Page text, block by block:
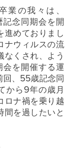
業の我々は、
記念同期会を開
進めておりまし
ナウィルスの流
なくされ、よう
会を開催する運
、 55歳記念同
から 9年の歳月
ロナ禍を乗り越
間を過したいと